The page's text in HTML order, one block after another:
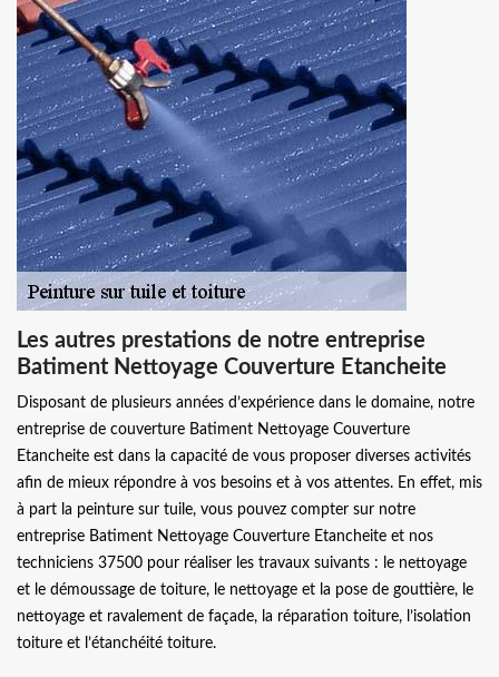
Les autres prestations de notre entreprise
Batiment Nettoyage Couverture Etancheite
Disposant de plusieurs années d’expérience dans le domaine, notre
entreprise de couverture Batiment Nettoyage Couverture
Etancheite est dans la capacité de vous proposer diverses activités
afin de mieux répondre à vos besoins et à vos attentes. En effet, mis
à part la peinture sur tuile, vous pouvez compter sur notre
entreprise Batiment Nettoyage Couverture Etancheite et nos
techniciens 37500 pour réaliser les travaux suivants : le nettoyage
et le démoussage de toiture, le nettoyage et la pose de gouttière, le
nettoyage et ravalement de façade, la réparation toiture, l’isolation
toiture et l’étanchéité toiture.